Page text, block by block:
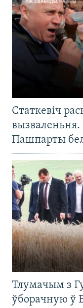
Статкевіч
вызваленьня.
Пашпарты
Тлумачым з
ўборачную ў